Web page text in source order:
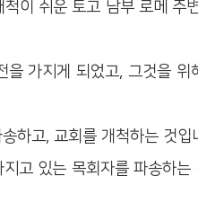
이 쉬운 토고 남부 로메 주
가지게 되었고, 그것을 위
하고, 교회를 개척하는 것입
고 있는 목회자를 파송하